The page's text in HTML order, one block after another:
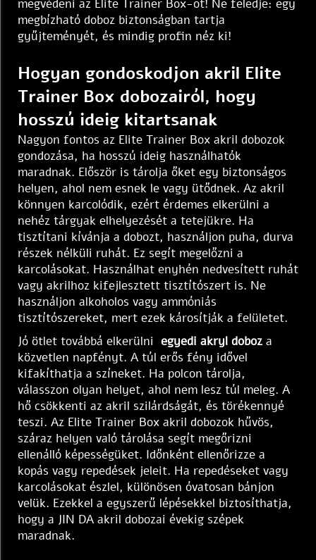
megvédeni az Elite Trainer Box-ot! Ne feledje: egy
megbízható doboz biztonságban tartja
gyűjteményét, és mindig profin néz ki!
Hogyan gondoskodjon akril Elite
Trainer Box dobozairól, hogy
hosszú ideig kitartsanak
Nagyon fontos az Elite Trainer Box akril dobozok
gondozása, ha hosszú ideig használhatók
maradnak. Először is tárolja őket egy biztonságos
helyen, ahol nem esnek le vagy ütődnek. Az akril
könnyen karcolódik, ezért érdemes elkerülni a
nehéz tárgyak elhelyezését a tetejükre. Ha
tisztítani kívánja a dobozt, használjon puha, durva
részek nélküli ruhát. Ez segít megelőzni a
karcolásokat. Használhat enyhén nedvesített ruhát
vagy akrilhoz kifejlesztett tisztítószert is. Ne
használjon alkoholos vagy ammóniás
tisztítószereket, mert ezek károsítják a felületet.
Jó ötlet továbbá elkerülni egyedi akryl doboz a
közvetlen napfényt. A túl erős fény idővel
kifakíthatja a színeket. Ha polcon tárolja,
válasszon olyan helyet, ahol nem lesz túl meleg. A
hő csökkenti az akril szilárdságát, és törékennyé
teszi. Az Elite Trainer Box akril dobozok hűvös,
száraz helyen való tárolása segít megőrizni
ellenálló képességüket. Időnként ellenőrizze a
kopás vagy repedések jeleit. Ha repedéseket vagy
karcolásokat észlel, különösen óvatosan bánjon
velük. Ezekkel a egyszerű lépésekkel biztosíthatja,
hogy a JIN DA akril dobozai évekig szépek
maradnak.